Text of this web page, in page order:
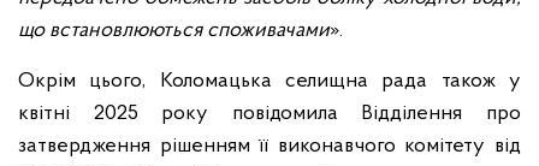
що встановлюються споживачами».
Окрім цього, Коломацька селищна рада також у
квітні 2025 року повідомила Відділення про
затвердження рішенням її виконавчого комітету від